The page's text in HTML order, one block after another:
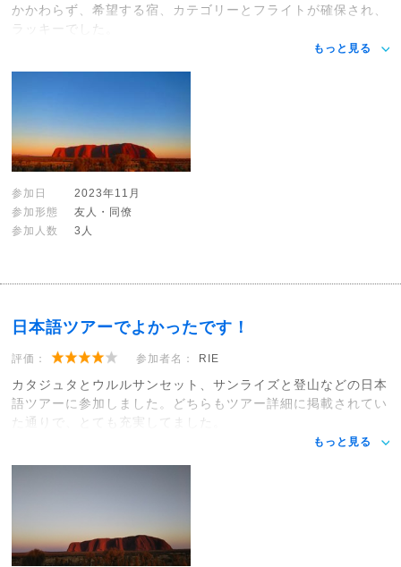
かかわらず、希望する宿、カテゴリーとフライトが確保され、
ラッキーでした。
もっと見る
参加日
2023年11月
参加形態
友人・同僚
参加人数
3人
日本語ツアーでよかったです！
評価： 参加者名： RIE
カタジュタとウルルサンセット、サンライズと登山などの日本
語ツアーに参加しました。どちらもツアー詳細に掲載されてい
た通りで、とても充実してました。
もっと見る